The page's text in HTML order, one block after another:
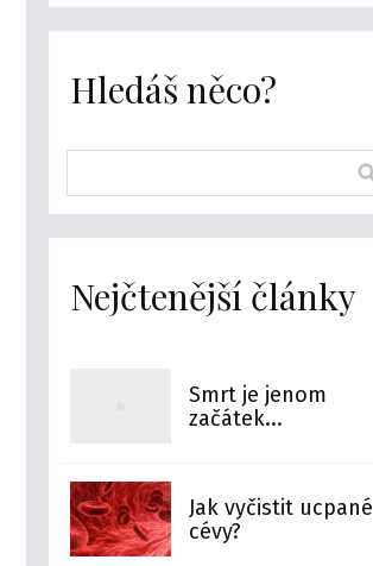
Hledáš něco?
Nejčtenější články
Smrt je jenom
začátek...
Jak vyčistit ucpané
cévy?